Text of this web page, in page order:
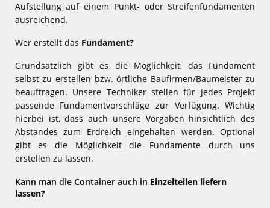
Aufstellung auf einem Punkt- oder Streifenfundamenten
ausreichend.
Wer erstellt das Fundament?
Grundsätzlich gibt es die Möglichkeit, das Fundament
selbst zu erstellen bzw. örtliche Baufirmen/Baumeister zu
beauftragen. Unsere Techniker stellen für jedes Projekt
passende Fundamentvorschläge zur Verfügung. Wichtig
hierbei ist, dass auch unsere Vorgaben hinsichtlich des
Abstandes zum Erdreich eingehalten werden. Optional
gibt es die Möglichkeit die Fundamente durch uns
erstellen zu lassen.
Kann man die Container auch in Einzelteilen liefern
lassen?